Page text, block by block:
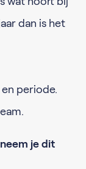
dan is het
periode.
je dit